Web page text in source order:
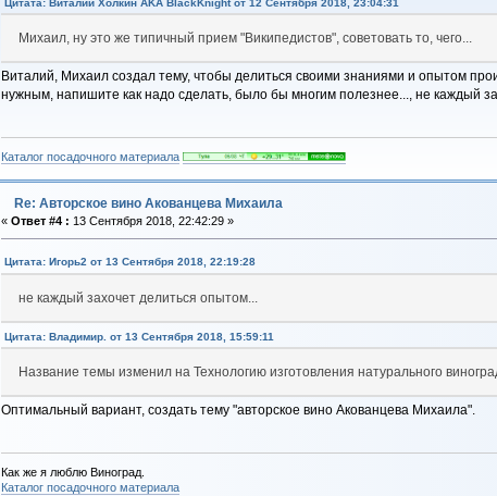
Цитата: Виталий Холкин AKA BlackKnight от 12 Сентября 2018, 23:04:31
Михаил, ну это же типичный прием "Википедистов", советовать то, чего...
Виталий, Михаил создал тему, чтобы делиться своими знаниями и опытом
нужным, напишите как надо сделать, было бы многим полезнее..., не каждый
Каталог посадочного материала
Re: Авторское вино Акованцева Михаила
« Ответ #4 : 13 Сентября 2018, 22:42:29 »
Цитата: Игорь2 от 13 Сентября 2018, 22:19:28
не каждый захочет делиться опытом...
Цитата: Владимир. от 13 Сентября 2018, 15:59:11
Название темы изменил на Технологию изготовления натурального
Оптимальный вариант, создать тему "авторское вино Акованцева Михаила".
Как же я люблю Виноград.
Каталог посадочного материала